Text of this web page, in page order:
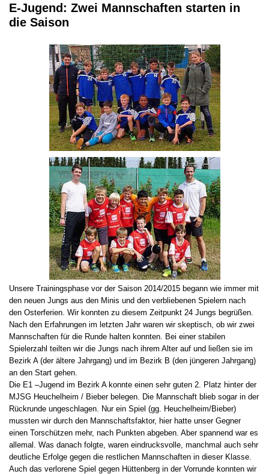
E-Jugend: Zwei Mannschaften starten in
die Saison
Unsere Trainingsphase vor der Saison 2014/2015 begann wie immer mit
den neuen Jungs aus den Minis und den verbliebenen Spielern nach
den Osterferien. Wir konnten zu diesem Zeitpunkt 24 Jungs begrüßen.
Nach den Erfahrungen im letzten Jahr waren wir skeptisch, ob wir zwei
Mannschaften für die Runde halten konnten. Bei einer stabilen
Spielerzahl teilten wir die Jungs nach ihrem Alter auf und ließen sie im
Bezirk A (der ältere Jahrgang) und im Bezirk B (den jüngeren Jahrgang)
an den Start gehen.
Die E1 –Jugend im Bezirk A konnte einen sehr guten 2. Platz hinter der
MJSG Heuchelheim / Bieber belegen. Die Mannschaft blieb sogar in der
Rückrunde ungeschlagen. Nur ein Spiel (gg. Heuchelheim/Bieber)
mussten wir durch den Mannschaftsfaktor, hier hatte unser Gegner
einen Torschützen mehr, nach Punkten abgeben. Aber spannend war es
allemal. Was danach folgte, waren eindrucksvolle, manchmal auch sehr
deutliche Erfolge gegen die restlichen Mannschaften in dieser Klasse.
Auch das verlorene Spiel gegen Hüttenberg in der Vorrunde konnten wir